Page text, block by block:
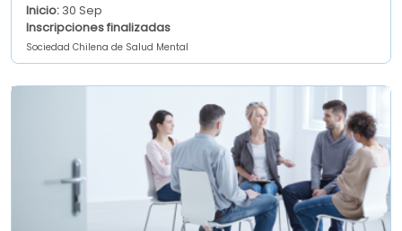
Inicio: 30 Sep
Inscripciones finalizadas
Sociedad Chilena de Salud Mental